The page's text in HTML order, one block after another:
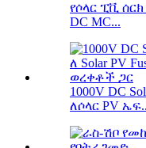
የሶላር ፒቪ ሰርክ
DC MC...
1000V DC
ለሶላር PV